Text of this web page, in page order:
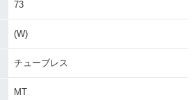
73
(W)
チューブレス
MT